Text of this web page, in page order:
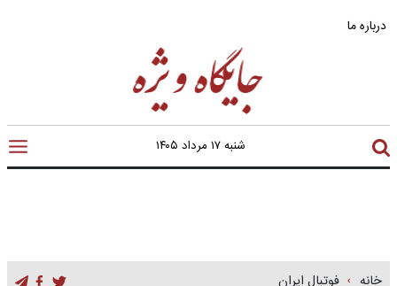
درباره ما
شنبه ۱۷ مرداد ۱۴۰۵
خانه فوتبال ایران